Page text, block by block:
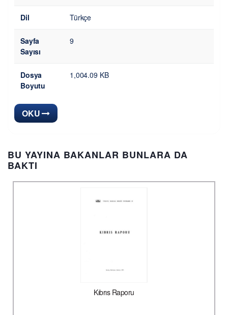
Dil Türkçe
Sayfa
Sayısı
9
Dosya
Boyutu
1,004.09 KB
OKU
BU YAYINA BAKANLAR BUNLARA DA
BAKTI
Kıbrıs Raporu